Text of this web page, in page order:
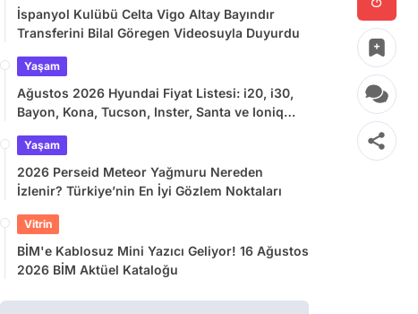
İspanyol Kulübü Celta Vigo Altay Bayındır
Transferini Bilal Göregen Videosuyla Duyurdu
Yaşam
Ağustos 2026 Hyundai Fiyat Listesi: i20, i30,
Bayon, Kona, Tucson, Inster, Santa ve Ioniq
Yaşam
2026 Perseid Meteor Yağmuru Nereden
İzlenir? Türkiye’nin En İyi Gözlem Noktaları
Vitrin
BİM'e Kablosuz Mini Yazıcı Geliyor! 16 Ağustos
2026 BİM Aktüel Kataloğu